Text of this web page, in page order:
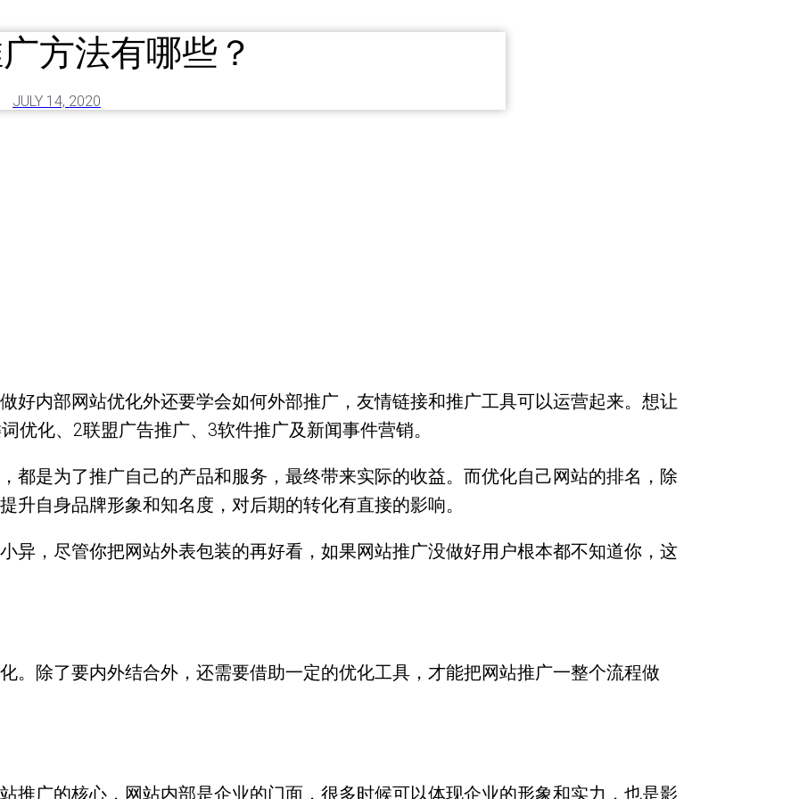
方法有哪些？
JULY 14, 2020
好内部网站优化外还要学会如何外部推广，友情链接和推广工具可以运营起来。想让
优化、2联盟广告推广、3软件推广及新闻事件营销。
都是为了推广自己的产品和服务，最终带来实际的收益。而优化自己网站的排名，除
自身品牌形象和知名度，对后期的转化有直接的影响。
异，尽管你把网站外表包装的再好看，如果网站推广没做好用户根本都不知道你，这
。除了要内外结合外，还需要借助一定的优化工具，才能把网站推广一整个流程做
推广的核心，网站内部是企业的门面，很多时候可以体现企业的形象和实力，也是影